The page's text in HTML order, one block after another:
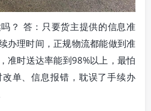
？ 答：只要货主提供的信息准
办理时间，正规物流都能做到准
准时送达率能到98%以上，最怕
单、信息报错，耽误了手续办